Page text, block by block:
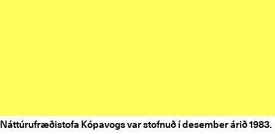
Náttúrufræðistofa Kópavogs var stofnuð í desember árið 1983.